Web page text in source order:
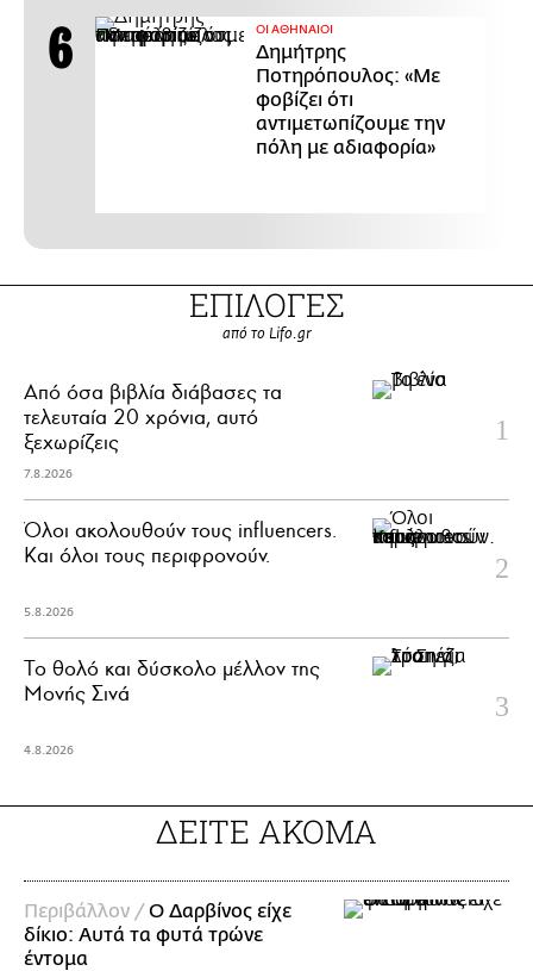
ΟΙ ΑΘΗΝΑΙΟΙ
Δημήτρης
Ποτηρόπουλος: «Με
φοβίζει ότι
αντιμετωπίζουμε την
πόλη με αδιαφορία»
ΕΠΙΛΟΓΕΣ
από το Lifo.gr
Από όσα βιβλία διάβασες τα
τελευταία 20 χρόνια, αυτό
ξεχωρίζεις
7.8.2026
Όλοι ακολουθούν τους influencers.
Και όλοι τους περιφρονούν.
5.8.2026
Το θολό και δύσκολο μέλλον της
Μονής Σινά
4.8.2026
ΔΕΙΤΕ ΑΚΟΜΑ
Περιβάλλον /Ο Δαρβίνος είχε
δίκιο: Αυτά τα φυτά τρώνε
έντομα